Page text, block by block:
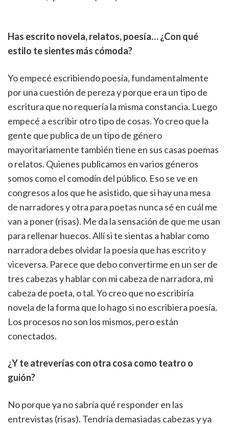
Has escrito novela, relatos, poesía… ¿Con qué
estilo te sientes más cómoda?
Yo empecé escribiendo poesía, fundamentalmente
por una cuestión de pereza y porque era un tipo de
escritura que no requería la misma constancia. Luego
empecé a escribir otro tipo de cosas. Yo creo que la
gente que publica de un tipo de género
mayoritariamente también tiene en sus casas poemas
o relatos. Quienes publicamos en varios géneros
somos como el comodín del público. Eso se ve en
congresos a los que he asistido, que si hay una mesa
de narradores y otra para poetas nunca sé en cuál me
van a poner (risas). Me da la sensación de que me usan
para rellenar huecos. Allí si te sientas a hablar como
narradora debes olvidar la poesía que has escrito y
viceversa. Parece que debo convertirme en un ser de
tres cabezas y hablar con mi cabeza de narradora, mi
cabeza de poeta, o tal. Yo creo que no escribiría
novela de la forma que lo hago si no escribiera poesía.
Los procesos no son los mismos, pero están
conectados.
¿Y te atreverías con otra cosa como teatro o
guión?
No porque ya no sabría qué responder en las
entrevistas (risas). Tendría demasiadas cabezas y ya